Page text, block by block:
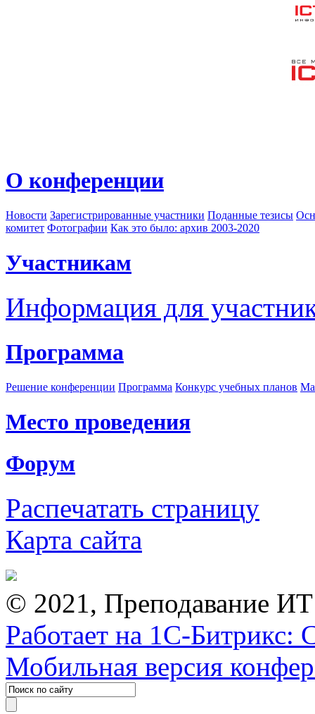
О конференции
Новости Зарегистрированные участники Поданные тезисы
комитет Фотографии Как это было: архив 2003-2020
Участникам
Информация для
Программа
Решение конференции Программа Конкурс учебных планов
Место проведения
Форум
Распечатать страницу
Карта сайта
© 2021, Преподавание
Работает на 1С-Битрикс:
Мобильная версия